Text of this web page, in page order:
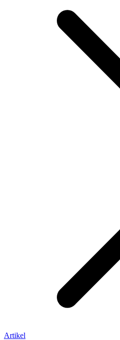
Artikel